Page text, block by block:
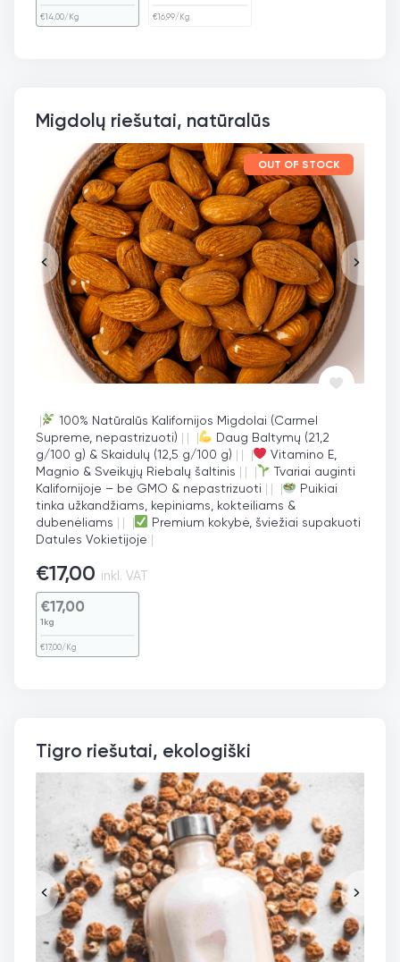
€14,00/Kg €16,99/Kg
Migdolų riešutai, natūralūs
OUT OF STOCK
|
100% Natūralūs Kalifornijos Migdolai (Carmel
Supreme, nepastrizuoti) | | |
Daug Baltymų (21,2
g/100 g) & Skaidulų (12,5 g/100 g) | | |
Vitamino E,
Magnio & Sveikųjų Riebalų šaltinis | | |
Tvariai auginti
Kalifornijoje – be GMO & nepastrizuoti | | |
Puikiai
tinka užkandžiams, kepiniams, kokteiliams &
dubenėliams | | |
Premium kokybė, šviežiai supakuoti
Datules Vokietijoje |
€17,00 inkl. VAT
€17,00
1kg
€17,00/Kg
Tigro riešutai, ekologiški